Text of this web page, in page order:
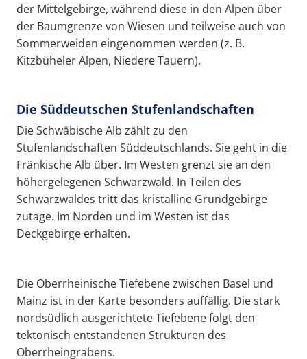
der Mittelgebirge, während diese in den Alpen über
der Baumgrenze von Wiesen und teilweise auch von
Sommerweiden eingenommen werden (z. B.
Kitzbüheler Alpen, Niedere Tauern).
Die Süddeutschen Stufenlandschaften
Die Schwäbische Alb zählt zu den
Stufenlandschaften Süddeutschlands. Sie geht in die
Fränkische Alb über. Im Westen grenzt sie an den
höhergelegenen Schwarzwald. In Teilen des
Schwarzwaldes tritt das kristalline Grundgebirge
zutage. Im Norden und im Westen ist das
Deckgebirge erhalten.
Die Oberrheinische Tiefebene zwischen Basel und
Mainz ist in der Karte besonders auffällig. Die stark
nordsüdlich ausgerichtete Tiefebene folgt den
tektonisch entstandenen Strukturen des
Oberrheingrabens.